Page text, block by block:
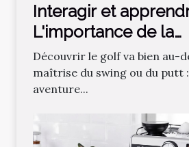
Interagir et
L'importance de la
communauté dans
l'apprentissage du
Découvrir le golf va bien au-
maîtrise du swing ou du putt
aventure...